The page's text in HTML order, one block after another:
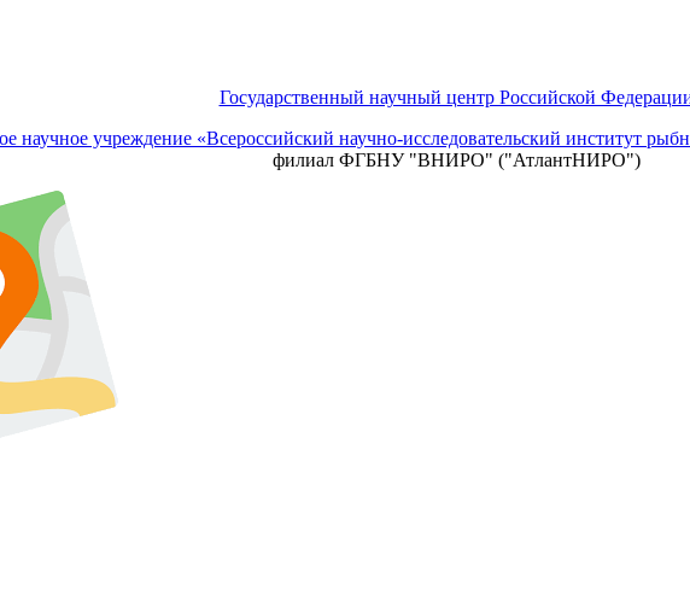
Государственный научный центр Российской
научное учреждение «Всероссийский научно-исследовательский институт
филиал ФГБНУ "ВНИРО" ("АтлантНИРО")